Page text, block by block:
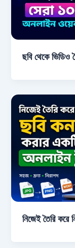
ছবি থেকে ভিডিও
নিজেই তৈরি করে